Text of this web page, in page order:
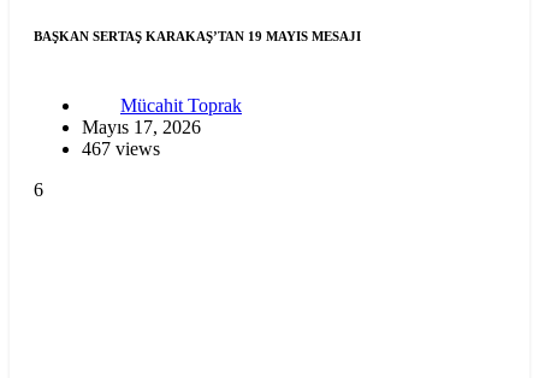
BAŞKAN SERTAŞ KARAKAŞ’TAN 19 MAYIS MESAJI
Mücahit Toprak
Mayıs 17, 2026
467 views
6